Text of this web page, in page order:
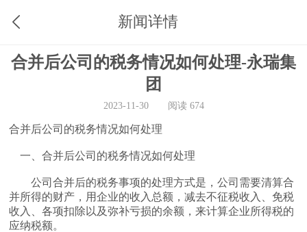
新闻详情
合并后公司的税务情况如何处理-永瑞集
团
2023-11-30 阅读 674
合并后公司的税务情况如何处理
一、合并后公司的税务情况如何处理
公司合并后的税务事项的处理方式是，公司需要清算合
并所得的财产，用企业的收入总额，减去不征税收入、免税
收入、各项扣除以及弥补亏损的余额，来计算企业所得税的
应纳税额。